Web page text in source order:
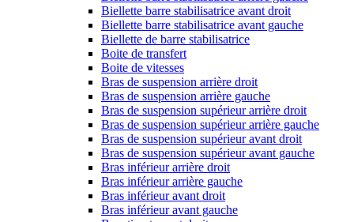
Biellette barre stabilisatrice avant droit
Biellette barre stabilisatrice avant gauche
Biellette de barre stabilisatrice
Boite de transfert
Boite de vitesses
Bras de suspension arrière droit
Bras de suspension arrière gauche
Bras de suspension supérieur arrière droit
Bras de suspension supérieur arrière gauche
Bras de suspension supérieur avant droit
Bras de suspension supérieur avant gauche
Bras inférieur arrière droit
Bras inférieur arrière gauche
Bras inférieur avant droit
Bras inférieur avant gauche